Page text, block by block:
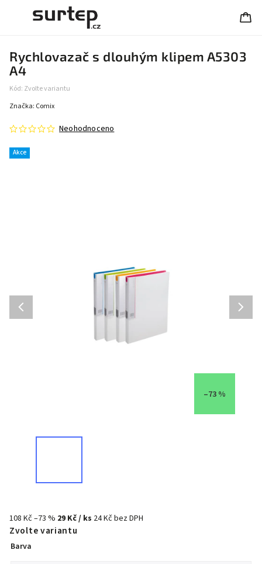
Rychlovazač s dlouhým klipem A5303
A4
Kód: Zvolte variantu
Akce
Neohodnoceno
Značka: Comix
–73 %
108 Kč–73 % 29 Kč/ ks 24 Kč bez DPH
Zvolte variantu
Barva